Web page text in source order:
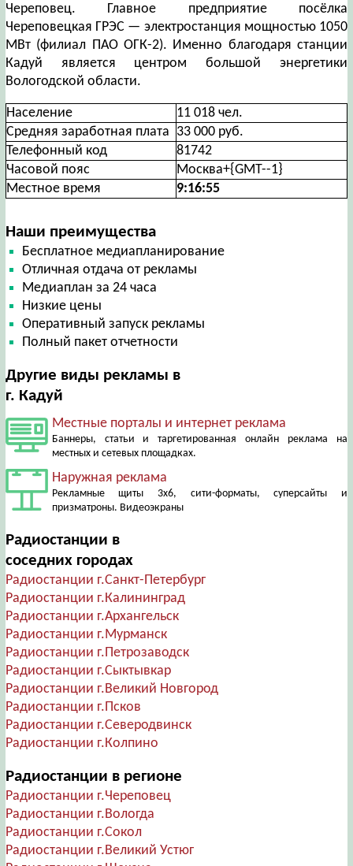
Череповец. Главное предприятие посёлка
Череповецкая ГРЭС — электростанция мощностью 1050
МВт (филиал ПАО ОГК-2). Именно благодаря станции
Кадуй является центром большой энергетики
Вологодской области.
Население
11 018 чел.
Средняя заработная плата 33 000 руб.
Телефонный код
81742
Часовой пояс
Москва+{GMT--1}
Местное время
9:16:56
Наши преимущества
Бесплатное медиапланирование
Отличная отдача от рекламы
Медиаплан за 24 часа
Низкие цены
Оперативный запуск рекламы
Полный пакет отчетности
Другие виды рекламы в
г. Кадуй
Местные порталы и интернет реклама
Баннеры, статьи и таргетированная онлайн реклама на
местных и сетевых площадках.
Наружная реклама
Рекламные щиты 3х6, сити-форматы, суперсайты и
призматроны. Видеоэкраны
Радиостанции в
соседних городах
Радиостанции г.Санкт-Петербург
Радиостанции г.Калининград
Радиостанции г.Архангельск
Радиостанции г.Мурманск
Радиостанции г.Петрозаводск
Радиостанции г.Сыктывкар
Радиостанции г.Великий Новгород
Радиостанции г.Псков
Радиостанции г.Северодвинск
Радиостанции г.Колпино
Радиостанции в регионе
Радиостанции г.Череповец
Радиостанции г.Вологда
Радиостанции г.Сокол
Радиостанции г.Великий Устюг